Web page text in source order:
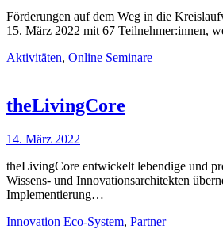
Förderungen auf dem Weg in die
15. März 2022 mit 67 Teilnehmer:innen,
Aktivitäten, Online Seminare
theLivingCore
14. März 2022
theLivingCore entwickelt lebendige und
Wissens- und Innovationsarchitekten
Implementierung…
Innovation Eco-System, Partner